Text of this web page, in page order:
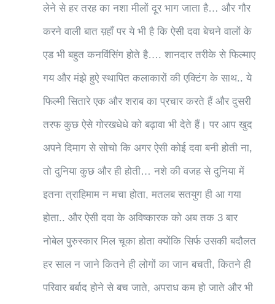
लेने से हर तरह का नशा मीलों दूर भाग जाता है… और गौर
करने वाली बात य़हाँ पर ये भी है कि ऐसी दवा बेचने वालों के
एड भी बहुत कनविंसिंग होते है…. शानदार तरीके से फिल्माए
गय और मंझे हुऐ स्थापित कलाकारों की एक्टिंग के साथ.. ये
फिल्मी सितारे एक और शराब का प्रचार करते हैं और दुसरी
तरफ कुछ ऐसे गोरखधेधे को बढ़ावा भी देते हैं। पर आप खुद
अपने दिमाग से सोचो कि अगर ऐसी कोई दवा बनी होती ना,
तो दुनिया कुछ और ही होती… नशे की वजह से दुनिया में
इतना त्राहिमाम न मचा होता, मतलब सतयुग ही आ गया
होता.. और ऐसी दवा के अविष्कारक को अब तक 3 बार
नोबेल पुरुस्कार मिल चूका होता क्योंकि सिर्फ उसकी बदौलत
हर साल न जाने कितने ही लोगों का जान बचती, कितने ही
परिवार बर्बाद होने से बच जाते, अपराध कम हो जाते और भी